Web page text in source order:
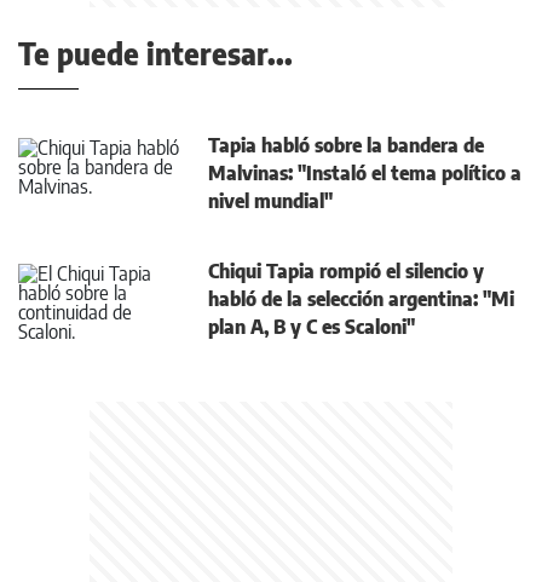
Te puede interesar...
Tapia habló sobre la bandera de
Malvinas: "Instaló el tema político a
nivel mundial"
Chiqui Tapia rompió el silencio y
habló de la selección argentina: "Mi
plan A, B y C es Scaloni"